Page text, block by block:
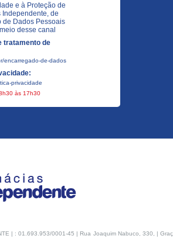
e à Proteção de
Independente, de
de Dados Pessoais
desse canal
tratamento de
encarregado-de-dados
privacidade
às 17h30
| : 01.693.953/0001-45 | Rua Joaquim Nabuco, 330, |